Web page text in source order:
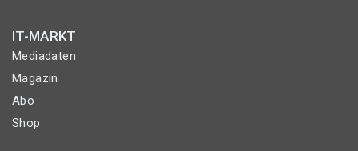
IT-MARKT
Mediadaten
Magazin
Abo
Shop